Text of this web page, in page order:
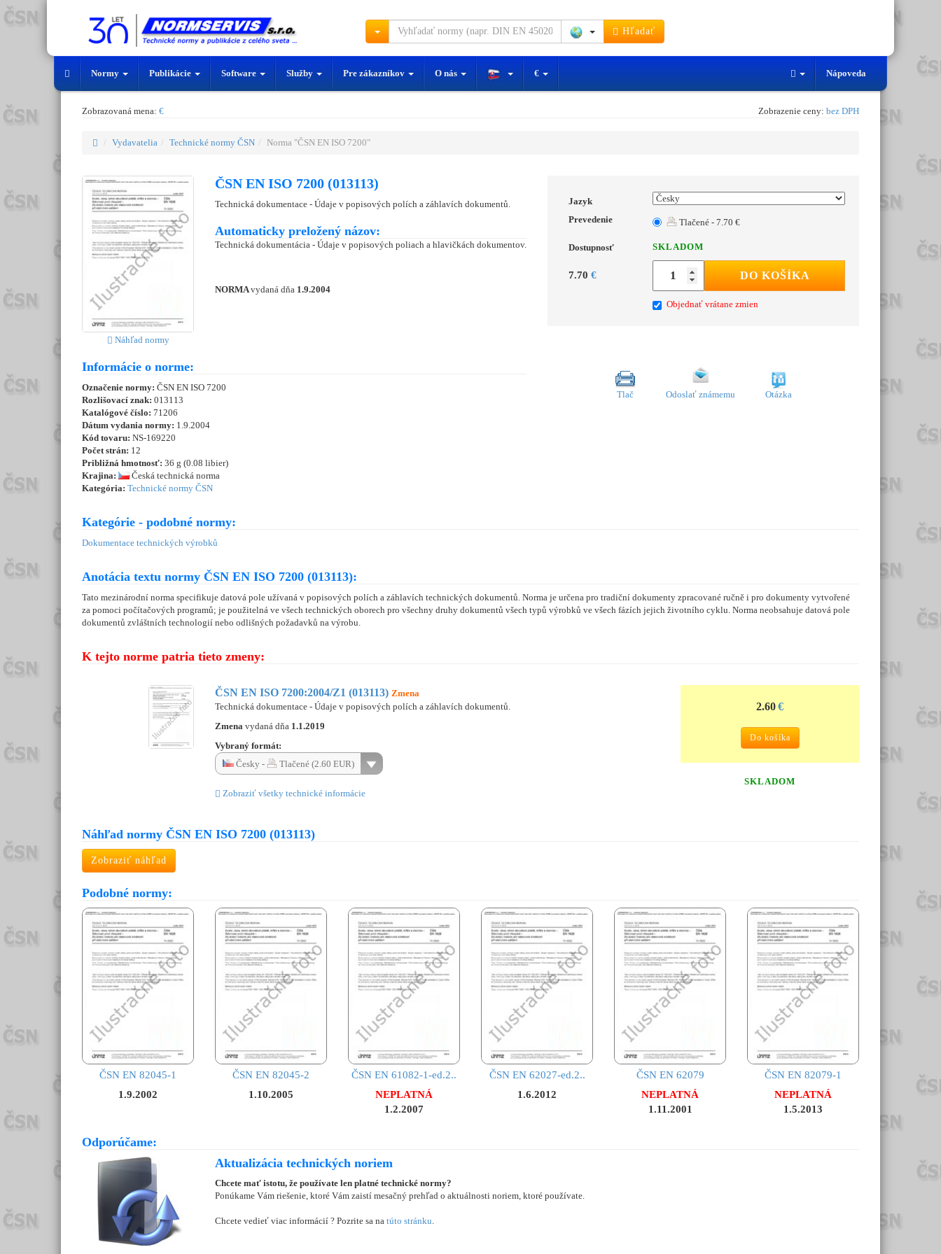
Hľadať
Normy Publikácie Software Služby Pre zákazníkov O nás € Nápoveda
Zobrazovaná mena: € Zobrazenie ceny: bez DPH
Vydavatelia Technické normy ČSN Norma "ČSN EN ISO 7200"
Náhľad normy
ČSN EN ISO 7200 (013113)
Technická dokumentace - Údaje v popisových polích a záhlavích dokumentů.
Automaticky preložený názov:
Technická dokumentácia - Údaje v popisových poliach a hlavičkách dokumentov.
NORMAvydaná dňa 1.9.2004
Jazyk
Prevedenie
Tlačené - 7.70 €
Dostupnosť SKLADOM
7.70 € DO KOŠÍKA
Objednať vrátane zmien
Informácie o norme:
Označenie normy: ČSN EN ISO 7200
Rozlišovací znak: 013113
Katalógové číslo: 71206
Dátum vydania normy: 1.9.2004
Kód tovaru: NS-169220
Počet strán: 12
Približná hmotnosť: 36 g (0.08 libier)
Krajina:
Česká technická norma
Kategória: Technické normy ČSN
Tlač Odoslať známemu Otázka
Kategórie - podobné normy:
Dokumentace technických výrobků
Anotácia textu normy ČSN EN ISO 7200 (013113):
Tato mezinárodní norma specifikuje datová pole užívaná v popisových polích a záhlavích technických dokumentů. Norma je určena pro tradiční dokumenty zpracované ručně i pro dokumenty vytvořené
za pomoci počítačových programů; je použitelná ve všech technických oborech pro všechny druhy dokumentů všech typů výrobků ve všech fázích jejich životního cyklu. Norma neobsahuje datová pole
dokumentů zvláštních technologií nebo odlišných požadavků na výrobu.
K tejto norme patria tieto zmeny:
ČSN EN ISO 7200:2004/Z1 (013113) Zmena
Technická dokumentace - Údaje v popisových polích a záhlavích dokumentů.
Zmena vydaná dňa 1.1.2019
Vybraný formát:
Česky -
Tlačené (2.60 EUR)
Zobraziť všetky technické informácie
2.60€
Do košíka
SKLADOM
Náhľad normy ČSN EN ISO 7200 (013113)
Zobraziť náhľad
Podobné normy:
ČSN EN 82045-1
1.9.2002
ČSN EN 82045-2
1.10.2005
ČSN EN 61082-1-ed.2..
NEPLATNÁ
1.2.2007
ČSN EN 62027-ed.2..
1.6.2012
ČSN EN 62079
NEPLATNÁ
1.11.2001
ČSN EN 82079-1
NEPLATNÁ
1.5.2013
Odporúčame:
Aktualizácia technických noriem
Chcete mať istotu, že používate len platné technické normy?
Ponúkame Vám riešenie, ktoré Vám zaistí mesačný prehľad o aktuálnosti noriem, ktoré používate.
Chcete vedieť viac informácií ? Pozrite sa na túto stránku.